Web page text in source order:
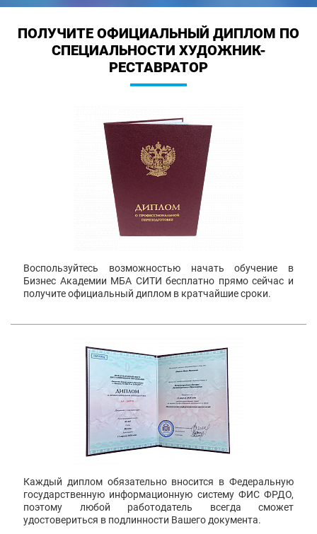
ПОЛУЧИТЕ ОФИЦИАЛЬНЫЙ ДИПЛОМ ПО
СПЕЦИАЛЬНОСТИ ХУДОЖНИК-
РЕСТАВРАТОР
Воспользуйтесь возможностью начать обучение в
Бизнес Академии МБА СИТИ бесплатно прямо сейчас и
получите официальный диплом в кратчайшие сроки.
Каждый диплом обязательно вносится в Федеральную
государственную информационную систему ФИС ФРДО,
поэтому любой работодатель всегда сможет
удостовериться в подлинности Вашего документа.